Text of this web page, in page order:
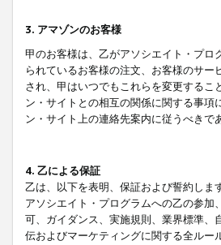
3. アマゾンのお客様
甲のお客様は、乙がアソシエイト・プ
られているお客様の注文、お客様のサ
され、甲はいつでもこれらを変更する
ン・サイトとの相互の関係に関する事
ン・サイト上の連絡先案内に従うべきで
4. 乙による保証
乙は、以下を表明、保証および誓約しま
アソシエイト・プログラムへの乙の参
可、ガイダンス、実施規則、業界標準
伝およびマーケティングに関する全ルー